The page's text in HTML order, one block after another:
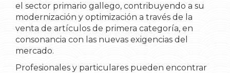
el sector primario gallego, contribuyendo a su
modernización y optimización a través de la
venta de artículos de primera categoría, en
consonancia con las nuevas exigencias del
mercado.
Profesionales y particulares pueden encontrar